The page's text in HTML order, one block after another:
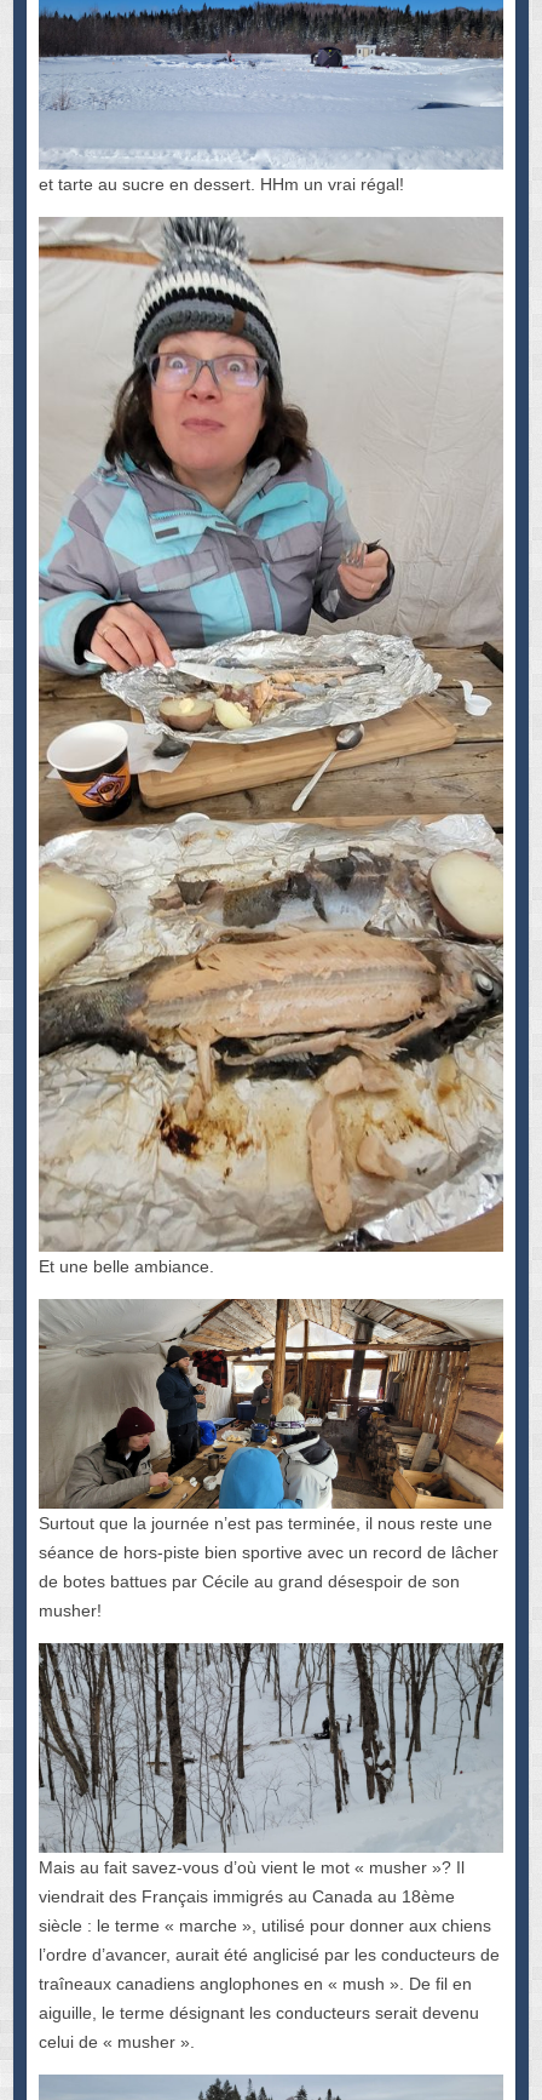
et tarte au sucre en dessert. HHm un vrai régal!
Et une belle ambiance.
Surtout que la journée n’est pas terminée, il nous reste une
séance de hors-piste bien sportive avec un record de lâcher
de botes battues par Cécile au grand désespoir de son
musher!
Mais au fait savez-vous d’où vient le mot « musher »? Il
viendrait des Français immigrés au Canada au 18ème
siècle : le terme « marche », utilisé pour donner aux chiens
l’ordre d’avancer, aurait été anglicisé par les conducteurs de
traîneaux canadiens anglophones en « mush ». De fil en
aiguille, le terme désignant les conducteurs serait devenu
celui de « musher ».